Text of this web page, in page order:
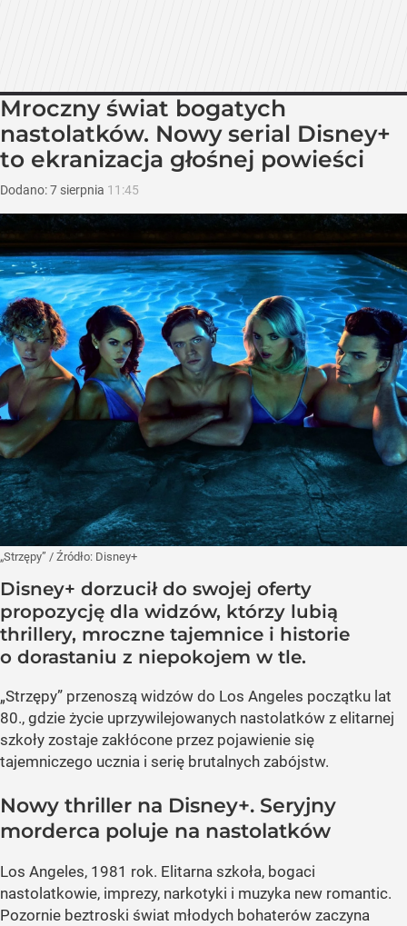
Mroczny świat bogatych
nastolatków. Nowy serial Disney+
to ekranizacja głośnej powieści
Dodano:7 sierpnia 11:45
„Strzępy” / Źródło: Disney+
Disney+ dorzucił do swojej oferty
propozycję dla widzów, którzy lubią
thrillery, mroczne tajemnice i historie
o dorastaniu z niepokojem w tle.
„Strzępy” przenoszą widzów do Los Angeles początku lat
80., gdzie życie uprzywilejowanych nastolatków z elitarnej
szkoły zostaje zakłócone przez pojawienie się
tajemniczego ucznia i serię brutalnych zabójstw.
Nowy thriller na Disney+. Seryjny
morderca poluje na nastolatków
Los Angeles, 1981 rok. Elitarna szkoła, bogaci
nastolatkowie, imprezy, narkotyki i muzyka new romantic.
Pozornie beztroski świat młodych bohaterów zaczyna